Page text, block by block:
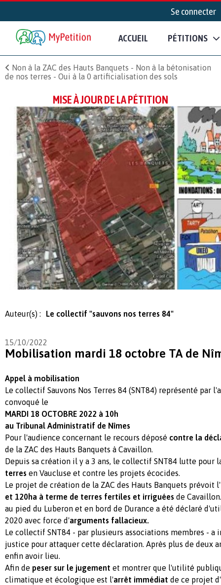
Se connecter
ACCUEIL PÉTITIONS
Non à la ZAC des Hauts Banquets - Non à la bétonisation
de nos terres - Oui à la 0 artificialisation des sols
MISE À JOUR DE LA PÉTITION
Auteur(s) : Le collectif "sauvons nos terres 84"
15/10/2022
Mobilisation mardi 18 octobre TA de
Appel à mobilisation
Le collectif Sauvons Nos Terres 84 (SNT84) représenté par
convoqué le
MARDI 18 OCTOBRE 2022 à 10h
au Tribunal Administratif de Nîmes
Pour l'audience concernant le recours déposé contre la
de la ZAC des Hauts Banquets à Cavaillon.
Depuis sa création il y a 3 ans, le collectif SNT84 lutte pour
terres en Vaucluse et contre les projets écocides.
Le projet de création de la ZAC des Hauts Banquets prévoit l'
et 120ha à terme de terres fertiles et irriguées de
au pied du Luberon et en bord de Durance a été déclaré
2020 avec force d'arguments fallacieux.
Le collectif SNT84 - par plusieurs associations membres - a
justice pour attaquer cette déclaration. Après plus de deux
enfin avoir lieu.
Afin de peser sur le jugement et montrer que l'utilité
climatique et écologique est l'arrêt immédiat de ce projet